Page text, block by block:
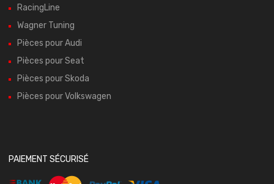
RacingLine
Wagner Tuning
Pièces pour Audi
Pièces pour Seat
Pièces pour Skoda
Pièces pour Volkswagen
PAIEMENT SÉCURISÉ